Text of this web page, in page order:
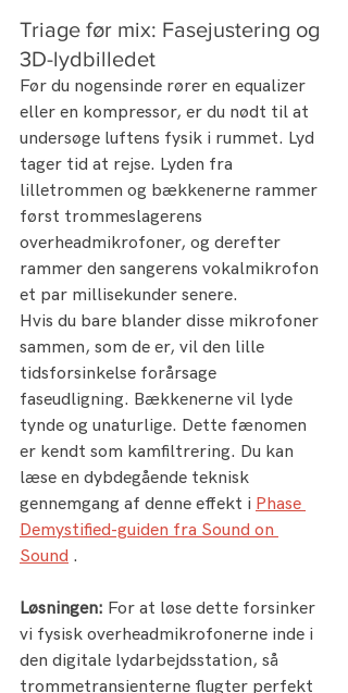
Triage før mix: Fasejustering og
3D-lydbilledet
Før du nogensinde rører en equalizer
eller en kompressor, er du nødt til at
undersøge luftens fysik i rummet. Lyd
tager tid at rejse. Lyden fra
lilletrommen og bækkenerne rammer
først trommeslagerens
overheadmikrofoner, og derefter
rammer den sangerens vokalmikrofon
et par millisekunder senere.
Hvis du bare blander disse mikrofoner
sammen, som de er, vil den lille
tidsforsinkelse forårsage
faseudligning. Bækkenerne vil lyde
tynde og unaturlige. Dette fænomen
er kendt som kamfiltrering. Du kan
læse en dybdegående teknisk
gennemgang af denne effekt i Phase
Demystified-guiden fra Sound on
Sound .
Løsningen: For at løse dette forsinker
vi fysisk overheadmikrofonerne inde i
den digitale lydarbejdsstation, så
trommetransienterne flugter perfekt